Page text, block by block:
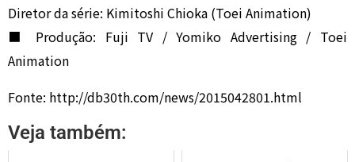
Diretor da série: Kimitoshi Chioka (Toei Animation)
■ Produção: Fuji TV / Yomiko Advertising / Toei
Animation
Fonte: http://db30th.com/news/2015042801.html
Veja também: